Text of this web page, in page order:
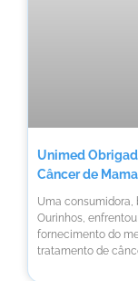
Unimed
Câncer de Mama
Uma consumidora,
Ourinhos,
fornecimento do
tratamento de